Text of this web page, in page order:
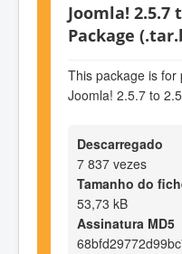
Joomla! 2.5.7
Package
This package is
Joomla! 2.5.7 to
Descarregado
7 837 vezes
Tamanho do
53,73 kB
Assinatura MD5